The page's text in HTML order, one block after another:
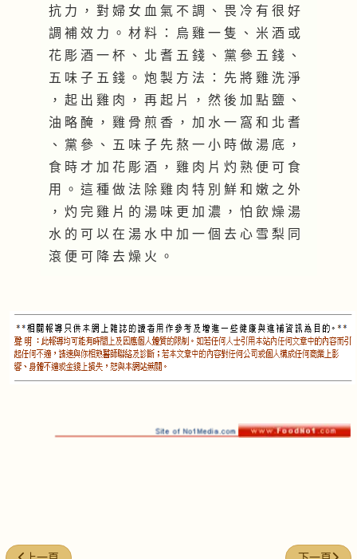
抗 力 ， 對 婦 女 血 氣 不 調 、 畏 冷 有 很 好
調 補 效 力 。 材 料 ： 烏 雞 一 隻 、 米 酒 或
花 彫 酒 一 杯 、 北 耆 五 錢 、 黨 參 五 錢 、
五 味 子 五 錢 。 炮 製 方 法 ： 先 將 雞 洗 淨
， 起 出 雞 肉 ， 再 起 片 ， 然 後 加 點 鹽 、
油 略 醃 ， 雞 骨 煎 香 ， 加 水 一 窩 和 北 耆
、 黨 參 、 五 味 子 先 熬 一 小 時 做 湯 底 ，
食 時 才 加 花 彫 酒 ， 雞 肉 片 灼 熟 便 可 食
用 。 這 種 做 法 除 雞 肉 特 別 鮮 和 嫩 之 外
， 灼 完 雞 片 的 湯 味 更 加 濃 ， 怕 飲 燥 湯
水 的 可 以 在 湯 水 中 加 一 個 去 心 雪 梨 同
滾 便 可 降 去 燥 火 。